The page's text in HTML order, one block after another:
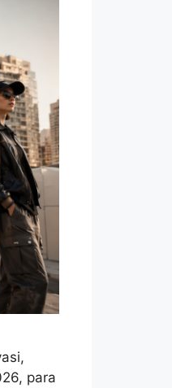
para